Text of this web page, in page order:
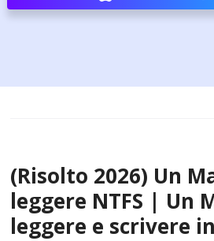
(Risolto 2026) Un
leggere NTFS | Un
leggere e scrivere